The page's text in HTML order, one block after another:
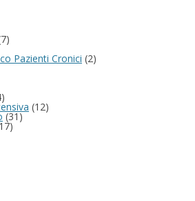
Pazienti Cronici (2)
(12)
(31)